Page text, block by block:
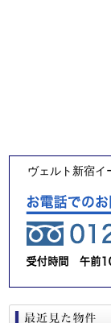
ヴェルト新宿イ